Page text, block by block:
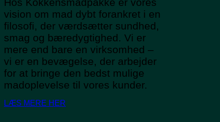
Hos Kokkensmadpakke er vores
vision om mad dybt forankret i en
filosofi, der værdsætter sundhed,
smag og bæredygtighed. Vi er
mere end bare en virksomhed –
vi er en bevægelse, der arbejder
for at bringe den bedst mulige
madoplevelse til vores kunder.
LÆS MERE HER